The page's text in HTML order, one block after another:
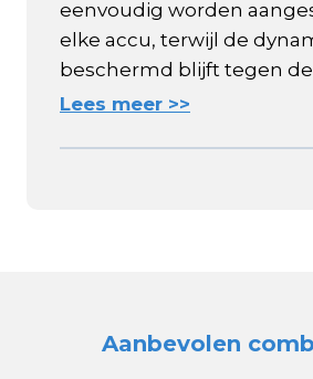
eenvoudig worden
elke accu, terwijl de
beschermd blijft tegen
Lees meer >>
Aanbevolen